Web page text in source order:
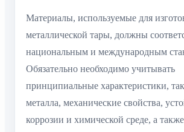
Материалы, используемые для
металлической тары, должны
национальным и международным
Обязательно необходимо учитывать
принципиальные характеристики,
металла, механические свойства,
коррозии и химической среде, а также